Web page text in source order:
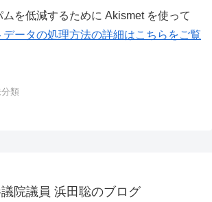
を低減するために Akismet を使って
データの処理方法の詳細はこちらをご覧
類
院議員 浜田聡のブログ